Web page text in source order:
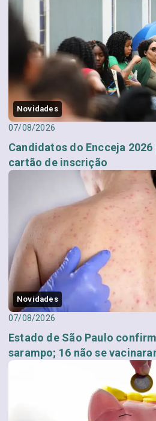
Novidades
07/08/2026
Candidatos do Encceja
cartão de inscrição
Novidades
07/08/2026
Estado de São Paulo
sarampo; 16 não se